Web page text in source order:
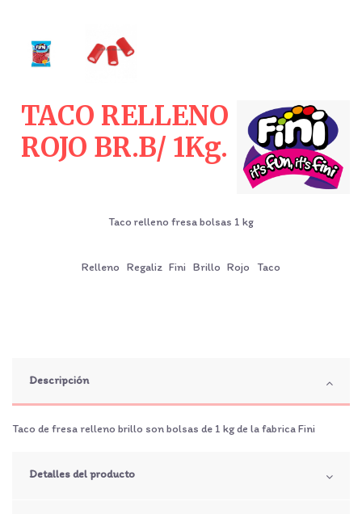
TACO RELLENO
ROJO BR.B/ 1Kg.
Taco relleno fresa bolsas 1 kg
Relleno Regaliz Fini Brillo Rojo Taco
Descripción
Taco de fresa relleno brillo son bolsas de 1 kg de la fabrica Fini
Detalles del producto